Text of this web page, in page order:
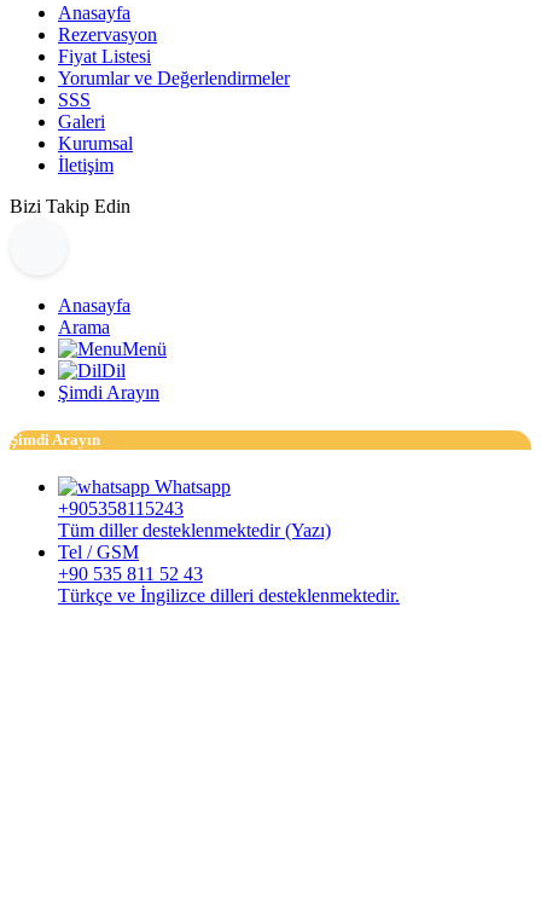
Anasayfa
Rezervasyon
Fiyat Listesi
Yorumlar ve Değerlendirmeler
SSS
Galeri
Kurumsal
İletişim
Bizi Takip Edin
Anasayfa
Arama
Menü
Dil
Şimdi Arayın
Şimdi Arayın
Whatsapp
+905358115243
Tüm diller desteklenmektedir (Yazı)
Tel / GSM
+90 535 811 52 43
Türkçe ve İngilizce dilleri desteklenmektedir.